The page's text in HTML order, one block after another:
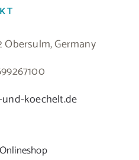
Obersulm, Germany
koechelt.de